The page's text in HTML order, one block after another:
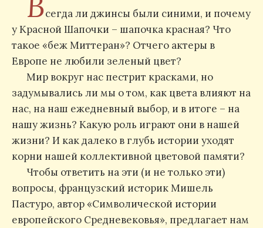
сегда ли джинсы были синими, и почему
у Красной Шапочки – шапочка красная? Что
такое «беж Миттеран»? Отчего актеры в
Европе не любили зеленый цвет?
Мир вокруг нас пестрит красками, но
задумывались ли мы о том, как цвета влияют на
нас, на наш ежедневный выбор, и в итоге – на
нашу жизнь? Какую роль играют они в нашей
жизни? И как далеко в глубь истории уходят
корни нашей коллективной цветовой памяти?
Чтобы ответить на эти (и не только эти)
вопросы, французский историк Мишель
Пастуро, автор «Символической истории
европейского Средневековья», предлагает нам